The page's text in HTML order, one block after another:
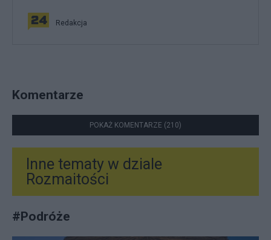
Redakcja
Komentarze
POKAŻ KOMENTARZE (210)
Inne tematy w dziale
Rozmaitości
#Podróże